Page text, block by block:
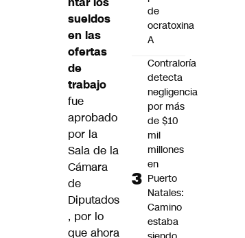
sueldos
en las
ofertas
de
trabajo
fue
aprobado
por la
Sala de la
Cámara
de
Diputados
, por lo
que ahora
de
ocratoxina
A
Contraloría
detecta
negligencia
por más
de $10
mil
millones
en
Puerto
Natales:
Camino
estaba